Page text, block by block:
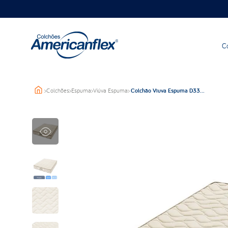
>Colchões>Espuma>Viúva Espuma>Colchão Viuva Espuma D33